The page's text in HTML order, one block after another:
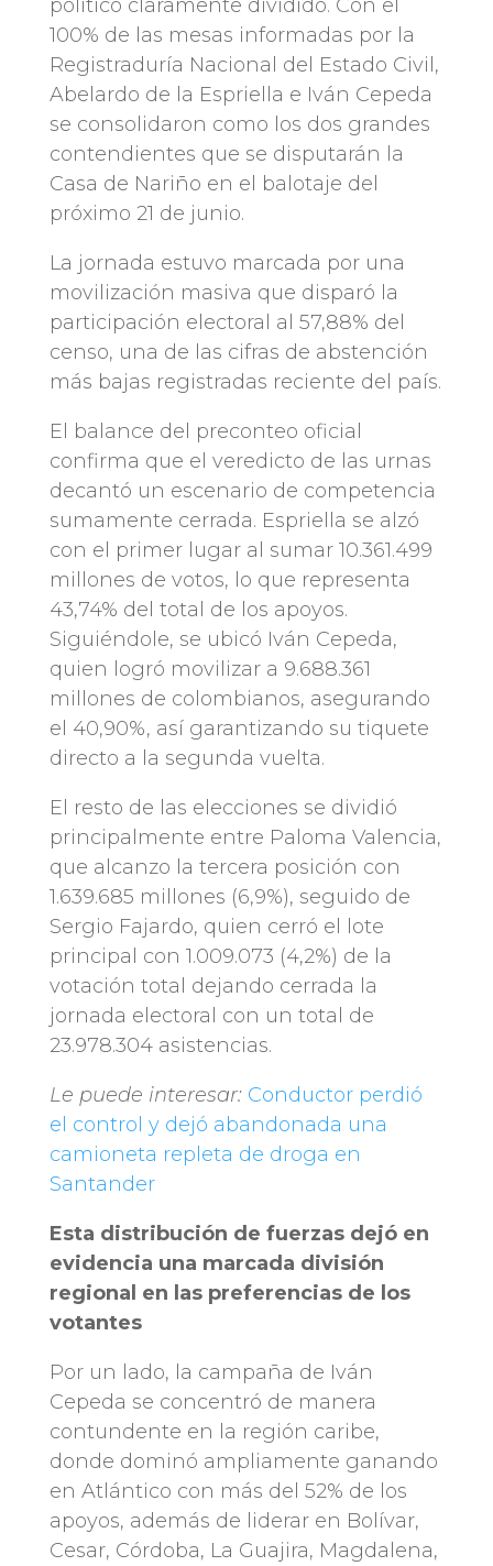
político claramente dividido. Con el
100% de las mesas informadas por la
Registraduría Nacional del Estado Civil,
Abelardo de la Espriella e Iván Cepeda
se consolidaron como los dos grandes
contendientes que se disputarán la
Casa de Nariño en el balotaje del
próximo 21 de junio.
La jornada estuvo marcada por una
movilización masiva que disparó la
participación electoral al 57,88% del
censo, una de las cifras de abstención
más bajas registradas reciente del país.
El balance del preconteo oficial
confirma que el veredicto de las urnas
decantó un escenario de competencia
sumamente cerrada. Espriella se alzó
con el primer lugar al sumar 10.361.499
millones de votos, lo que representa
43,74% del total de los apoyos.
Siguiéndole, se ubicó Iván Cepeda,
quien logró movilizar a 9.688.361
millones de colombianos, asegurando
el 40,90%, así garantizando su tiquete
directo a la segunda vuelta.
El resto de las elecciones se dividió
principalmente entre Paloma Valencia,
que alcanzo la tercera posición con
1.639.685 millones (6,9%), seguido de
Sergio Fajardo, quien cerró el lote
principal con 1.009.073 (4,2%) de la
votación total dejando cerrada la
jornada electoral con un total de
23.978.304 asistencias.
Le puede interesar: Conductor perdió
el control y dejó abandonada una
camioneta repleta de droga en
Santander
Esta distribución de fuerzas dejó en
evidencia una marcada división
regional en las preferencias de los
votantes
Por un lado, la campaña de Iván
Cepeda se concentró de manera
contundente en la región caribe,
donde dominó ampliamente ganando
en Atlántico con más del 52% de los
apoyos, además de liderar en Bolívar,
Cesar, Córdoba, La Guajira, Magdalena,